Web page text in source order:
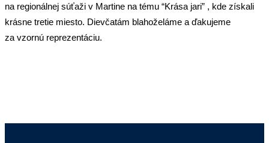
na regionálnej súťaži v Martine na tému “Krása jari” , kde získali
krásne tretie miesto. Dievčatám blahoželáme a ďakujeme
za vzornú reprezentáciu.